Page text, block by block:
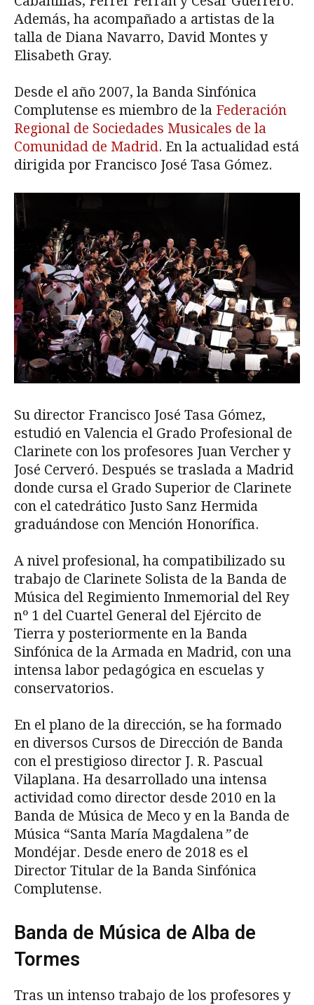
Además, ha acompañado a artistas de la
talla de Diana Navarro, David Montes y
Elisabeth Gray.
Desde el año 2007, la Banda Sinfónica
Complutense es miembro de la Federación
Regional de Sociedades Musicales de la
Comunidad de Madrid. En la actualidad está
dirigida por Francisco José Tasa Gómez.
Su director Francisco José Tasa Gómez,
estudió en Valencia el Grado Profesional de
Clarinete con los profesores Juan Vercher y
José Cerveró. Después se traslada a Madrid
donde cursa el Grado Superior de Clarinete
con el catedrático Justo Sanz Hermida
graduándose con Mención Honorífica.
A nivel profesional, ha compatibilizado su
trabajo de Clarinete Solista de la Banda de
Música del Regimiento Inmemorial del Rey
nº 1 del Cuartel General del Ejército de
Tierra y posteriormente en la Banda
Sinfónica de la Armada en Madrid, con una
intensa labor pedagógica en escuelas y
conservatorios.
En el plano de la dirección, se ha formado
en diversos Cursos de Dirección de Banda
con el prestigioso director J. R. Pascual
Vilaplana. Ha desarrollado una intensa
actividad como director desde 2010 en la
Banda de Música de Meco y en la Banda de
Música “Santa María Magdalena”de
Mondéjar. Desde enero de 2018 es el
Director Titular de la Banda Sinfónica
Complutense.
Banda de Música de Alba de
Tormes
Tras un intenso trabajo de los profesores y